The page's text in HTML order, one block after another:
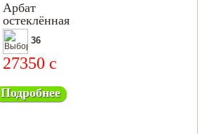
Арбат
остеклённая
36
27350 c
Подробнее